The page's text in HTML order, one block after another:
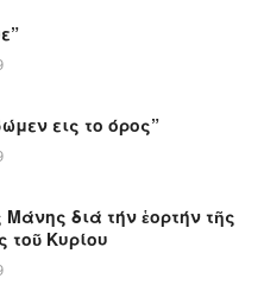
εις το όρος”
διά τήν ἑορτήν τῆς
Κυρίου